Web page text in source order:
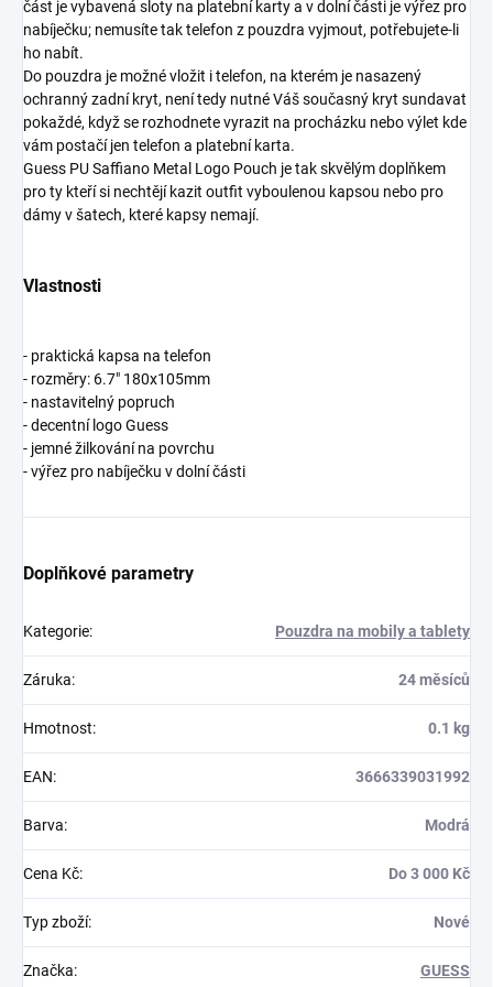
část je vybavená sloty na platební karty a v dolní části je výřez pro
nabíječku; nemusíte tak telefon z pouzdra vyjmout, potřebujete-li
ho nabít.
Do pouzdra je možné vložit i telefon, na kterém je nasazený
ochranný zadní kryt, není tedy nutné Váš současný kryt sundavat
pokaždé, když se rozhodnete vyrazit na procházku nebo výlet kde
vám postačí jen telefon a platební karta.
Guess PU Saffiano Metal Logo Pouch je tak skvělým doplňkem
pro ty kteří si nechtějí kazit outfit vyboulenou kapsou nebo pro
dámy v šatech, které kapsy nemají.
Vlastnosti
- praktická kapsa na telefon
- rozměry: 6.7" 180x105mm
- nastavitelný popruch
- decentní logo Guess
- jemné žilkování na povrchu
- výřez pro nabíječku v dolní části
Doplňkové parametry
Kategorie: Pouzdra na mobily a tablety
Záruka: 24 měsíců
Hmotnost: 0.1 kg
EAN: 3666339031992
Barva: Modrá
Cena Kč: Do 3 000 Kč
Typ zboží: Nové
Značka: GUESS